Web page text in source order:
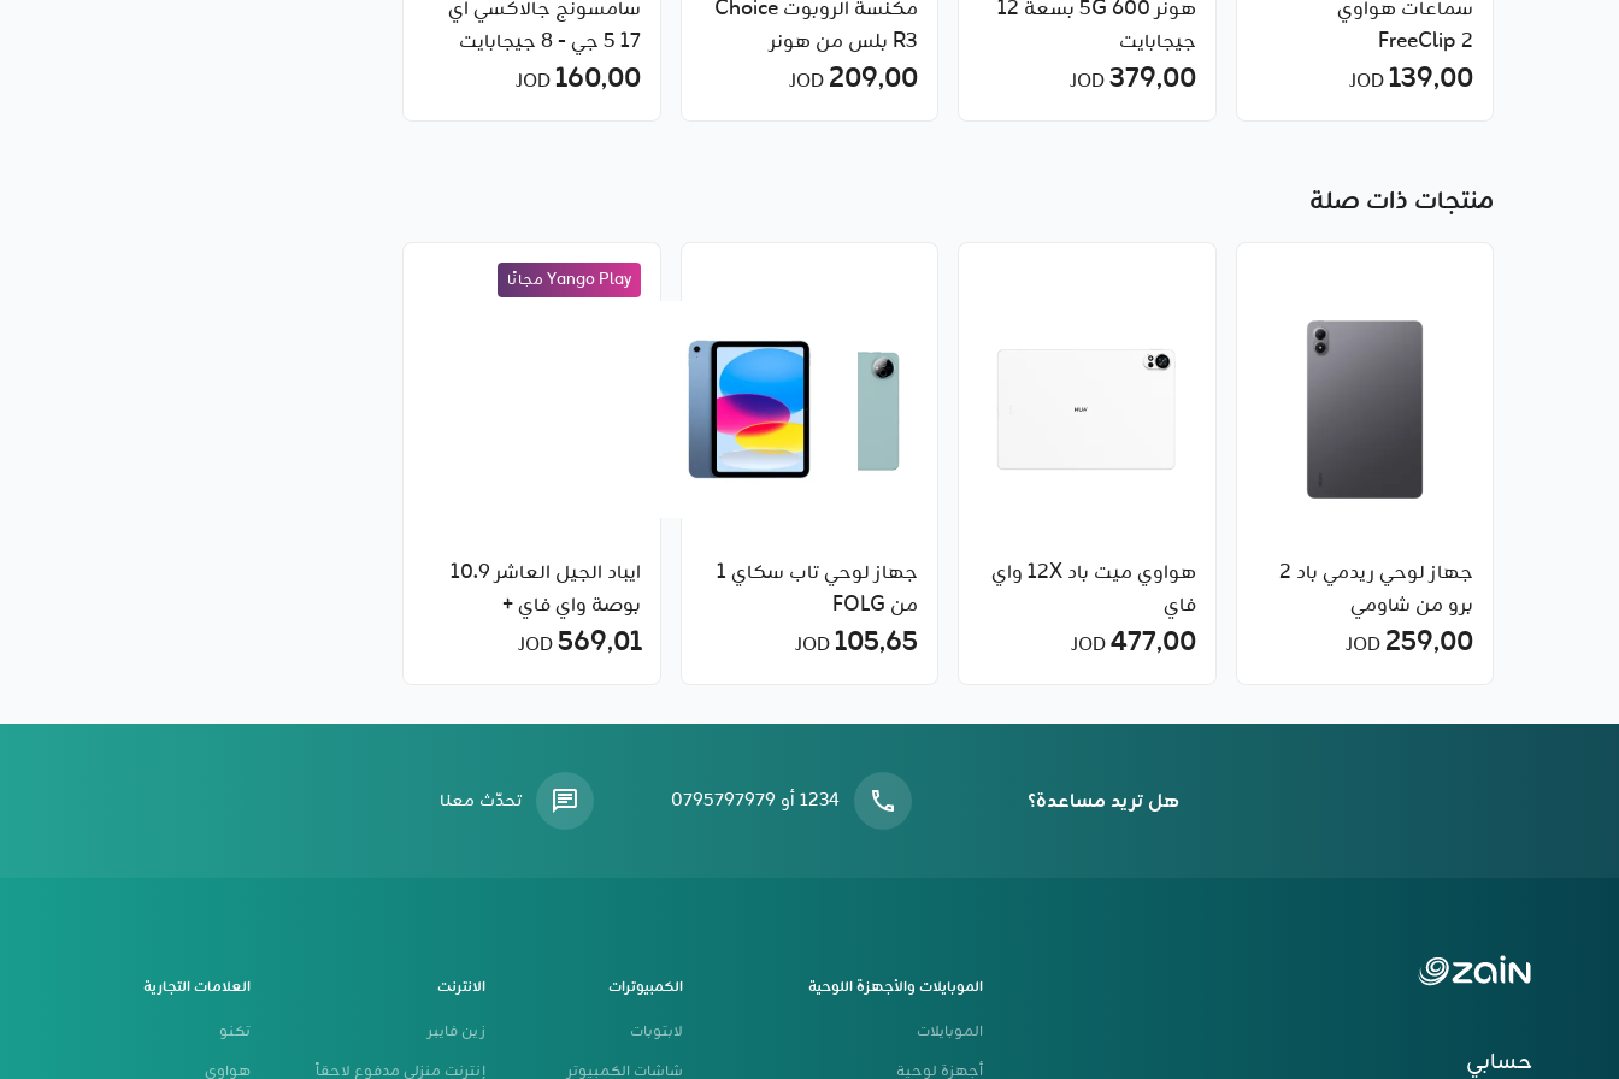
سماعات هواوي
FreeClip 2
139٫00
هونر 600 5G بسعة 12
جيجابايت
379٫00JOD
مكنسة الروبوت Choice
R3 بلس من هونر
209٫00
سامسونج جالاكسي اي
17 5 جي - 8 جيجابايت
160٫00JOD
منتجات ذات صلة
جهاز لوحي ريدمي باد 2
برو من شاومي
259٫00
هواوي ميت باد 12X واي
فاي
477٫00JOD
جهاز لوحي تاب سكاي 1
من FOLG
105٫65JOD
Yango Play مجانًا
ايباد الجيل العاشر 10.9
بوصة واي فاي +
Cellular
569٫01JOD
هل تريد مساعدة؟ 1234 أو 0795797979 تحدّث معنا
حسابي
الموبايلات والأجهزة اللوحية
الموبايلات
أجهزة لوحية
الكمبيوترات
لابتوبات
شاشات الكمبيوتر
الانترنت
زين فايبر
إنترنت منزلي مدفوع لاحقاً
العلامات التجارية
تكنو
هواوي